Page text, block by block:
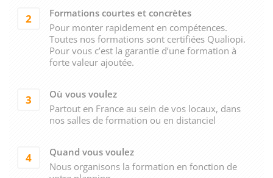
2
Formations courtes et concrètes
Pour monter rapidement en compétences.
Toutes nos formations sont certifiées Qualiopi.
Pour vous c’est la garantie d’une formation à
forte valeur ajoutée.
3
Où vous voulez
Partout en France au sein de vos locaux, dans
nos salles de formation ou en distanciel
4
Quand vous voulez
Nous organisons la formation en fonction de